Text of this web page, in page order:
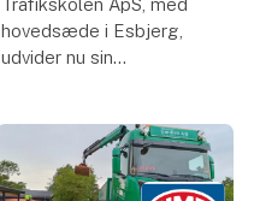
Søn
I mødet med Keld, den
Søn, åbnes døren til en
verden af køretøjer,
udfordrende opgaver og